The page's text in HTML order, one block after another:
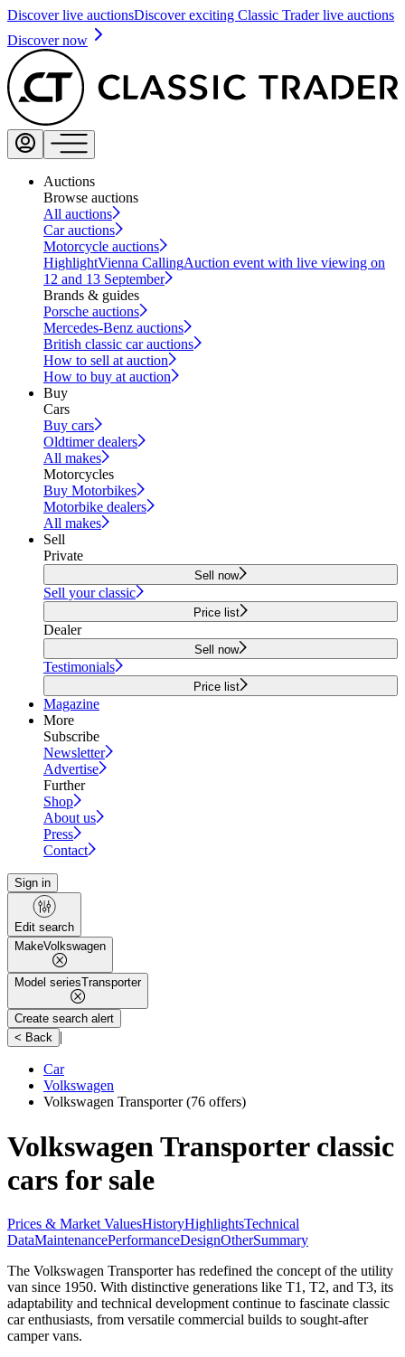
Discover live auctionsDiscover exciting Classic Trader live auctions
Discover now
Auctions
Browse auctions
All auctions
Car auctions
Motorcycle auctions
HighlightVienna CallingAuction event with live viewing on
12 and 13 September
Brands & guides
Porsche auctions
Mercedes-Benz auctions
British classic car auctions
How to sell at auction
How to buy at auction
Buy
Cars
Buy cars
Oldtimer dealers
All makes
Motorcycles
Buy Motorbikes
Motorbike dealers
All makes
Sell
Private
Sell now
Sell your classic
Price list
Dealer
Sell now
Testimonials
Price list
Magazine
More
Subscribe
Newsletter
Advertise
Further
Shop
About us
Press
Contact
Sign in
Edit search
MakeVolkswagen
Model seriesTransporter
Create search alert
< Back |
Car
Volkswagen
Volkswagen Transporter(76 offers)
Volkswagen Transporter classic
cars for sale
Prices & Market ValuesHistoryHighlightsTechnical
DataMaintenancePerformanceDesignOtherSummary
The Volkswagen Transporter has redefined the concept of the utility
van since 1950. With distinctive generations like T1, T2, and T3, its
adaptability and technical development continue to fascinate classic
car enthusiasts, from versatile commercial builds to sought-after
camper vans.